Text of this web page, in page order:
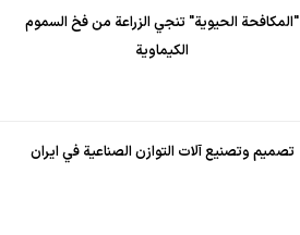
"المكافحة الحيوية" تنجي الزراعة من فخ السموم
الكيماوية
تصميم وتصنيع آلات التوازن الصناعية في ايران